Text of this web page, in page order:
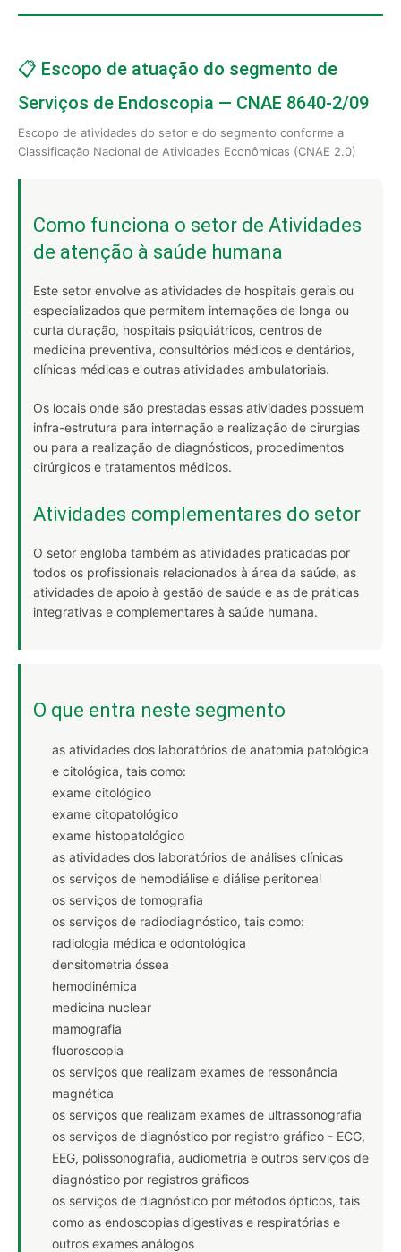
📋 Escopo de atuação do segmento de
Serviços de Endoscopia — CNAE 8640-2/09
Escopo de atividades do setor e do segmento conforme a
Classificação Nacional de Atividades Econômicas (CNAE 2.0)
Como funciona o setor de Atividades
de atenção à saúde humana
Este setor envolve as atividades de hospitais gerais ou
especializados que permitem internações de longa ou
curta duração, hospitais psiquiátricos, centros de
medicina preventiva, consultórios médicos e dentários,
clínicas médicas e outras atividades ambulatoriais.
Os locais onde são prestadas essas atividades possuem
infra-estrutura para internação e realização de cirurgias
ou para a realização de diagnósticos, procedimentos
cirúrgicos e tratamentos médicos.
Atividades complementares do setor
O setor engloba também as atividades praticadas por
todos os profissionais relacionados à área da saúde, as
atividades de apoio à gestão de saúde e as de práticas
integrativas e complementares à saúde humana.
O que entra neste segmento
as atividades dos laboratórios de anatomia patológica
e citológica, tais como:
exame citológico
exame citopatológico
exame histopatológico
as atividades dos laboratórios de análises clínicas
os serviços de hemodiálise e diálise peritoneal
os serviços de tomografia
os serviços de radiodiagnóstico, tais como:
radiologia médica e odontológica
densitometria óssea
hemodinêmica
medicina nuclear
mamografia
fluoroscopia
os serviços que realizam exames de ressonância
magnética
os serviços que realizam exames de ultrassonografia
os serviços de diagnóstico por registro gráfico - ECG,
EEG, polissonografia, audiometria e outros serviços de
diagnóstico por registros gráficos
os serviços de diagnóstico por métodos ópticos, tais
como as endoscopias digestivas e respiratórias e
outros exames análogos